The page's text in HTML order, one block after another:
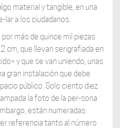
material y tangible, en una
lar a los ciudadanos.
más de quince mil piezas
cm, que llevan serigrafiada en
y que se van uniendo, unas
gran instalación que debe
público. Solo ciento diez
la foto de la per-sona
están numeradas:
referencia tanto al número